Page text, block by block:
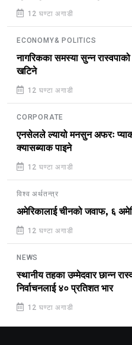
12 घण्टा अगाडी
ECONOMY& POLITICS
नागरिकका समस्या सुन्न
खटिने
12 घण्टा अगाडी
CORPORATE
एनसेलले ल्यायो मनसुन अफरः प्याक
क्यासब्याक पाइने
12 घण्टा अगाडी
विश्व अर्थतन्त्र
अमेरिकालाई चीनको जवाफ, ६
12 घण्टा अगाडी
NEWS
स्थानीय तहका उम्मेदवार छान्न
निर्वाचनलाई ४० प्रतिशत भार
12 घण्टा अगाडी